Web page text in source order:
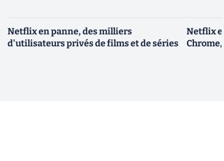
Netflix en panne, des milliers
d'utilisateurs privés de films et de séries
Netflix